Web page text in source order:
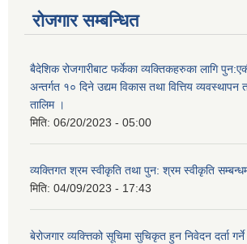
रोजगार सम्बन्धित
बैदेशिक रोजगारीबाट फर्केका व्यक्तिकहरुका लागि
अन्तर्गत १० दिने उद्यम विकास तथा वित्तिय
तालिम ।
मिति: 06/20/2023 - 05:00
व्यक्तिगत श्रम स्वीकृति तथा पुन: श्रम स्वीकृति
मिति: 04/09/2023 - 17:43
बेरोजगार व्यक्त्तिको सूचिमा सुचिकृत हुन निवेदन दर्ता